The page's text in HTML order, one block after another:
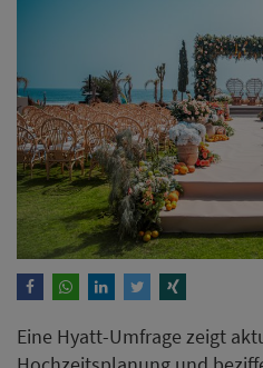
Eine Hyatt-Umfrage zeigt